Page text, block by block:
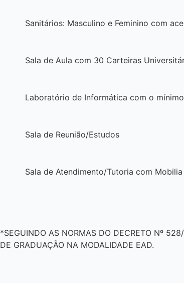
Sanitários: Masculino e Feminino com
Sala de Aula com 30 Carteiras
Laboratório de Informática com o
Sala de Reunião/Estudos
Sala de Atendimento/Tutoria com
*SEGUINDO AS NORMAS DO DECRETO Nº
DE GRADUAÇÃO NA MODALIDADE EAD.